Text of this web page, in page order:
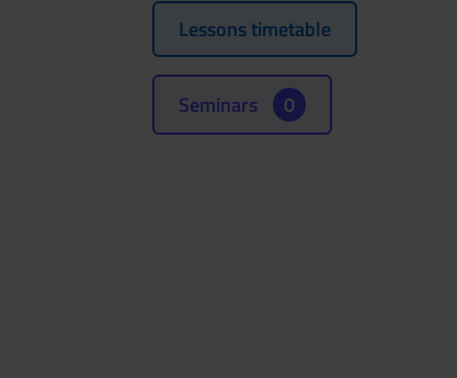
Lessons timetable
Seminars 0